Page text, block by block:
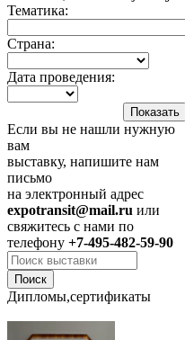
Тематика:
Страна:
Дата проведения:
Если вы не нашли нужную
вам
выставку, напишите нам
письмо
на электронный адрес
expotransit@mail.ru или
свяжитесь с нами по
телефону +7-495-482-59-90
Дипломы,сертификаты